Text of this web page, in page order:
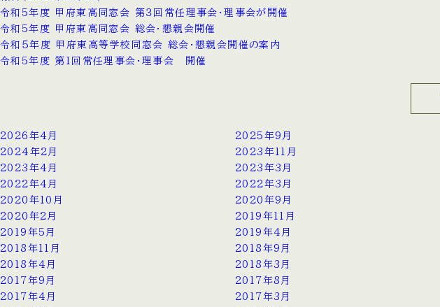
令和5年度 甲府東高同窓会 第３回常任理事会・理事会が開催
令和5年度 甲府東高同窓会 総会・懇親会開催
令和５年度 甲府東高等学校同窓会 総会・懇親会開催の案内
令和5年度 第1回常任理事会・理事会 開催
2026年4月 2025年9月
2024年2月
2023年11月
2023年4月
2023年3月
2022年4月
2022年3月
2020年10月
2020年9月
2020年2月
2019年11月
2019年5月
2019年4月
2018年11月
2018年9月
2018年4月
2018年3月
2017年9月
2017年8月
2017年4月
2017年3月